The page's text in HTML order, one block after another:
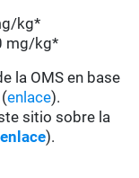
kg*
mg/kg*
la OMS en base
enlace).
sitio sobre la
enlace).